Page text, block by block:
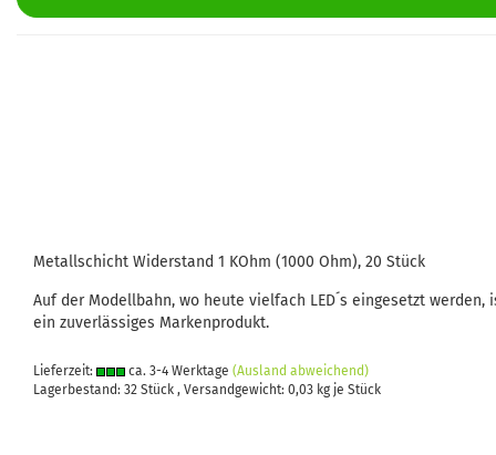
Metallschicht Widerstand 1 KOhm (1000 Ohm), 20 Stück
Auf der Modellbahn, wo heute vielfach LED´s eingesetzt
ein zuverlässiges Markenprodukt.
Lieferzeit: ca. 3-4 Werktage (Ausland abweichend)
Lagerbestand: 32 Stück , Versandgewicht: 0,03 kg je Stück